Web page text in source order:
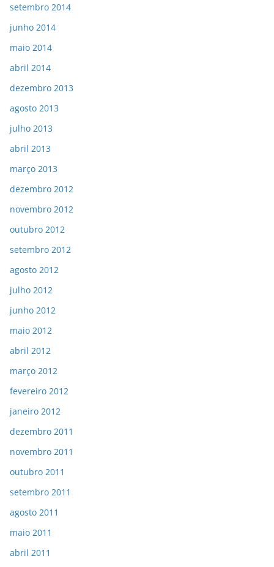
setembro 2014
junho 2014
maio 2014
abril 2014
dezembro 2013
agosto 2013
julho 2013
abril 2013
março 2013
dezembro 2012
novembro 2012
outubro 2012
setembro 2012
agosto 2012
julho 2012
junho 2012
maio 2012
abril 2012
março 2012
fevereiro 2012
janeiro 2012
dezembro 2011
novembro 2011
outubro 2011
setembro 2011
agosto 2011
maio 2011
abril 2011